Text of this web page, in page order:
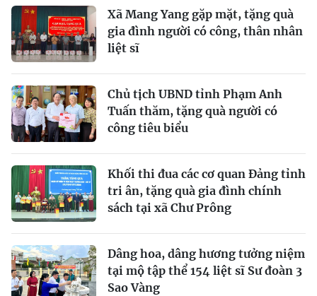
Xã Mang Yang gặp mặt, tặng quà
gia đình người có công, thân nhân
liệt sĩ
Chủ tịch UBND tỉnh Phạm Anh
Tuấn thăm, tặng quà người có
công tiêu biểu
Khối thi đua các cơ quan Đảng tỉnh
tri ân, tặng quà gia đình chính
sách tại xã Chư Prông
Dâng hoa, dâng hương tưởng niệm
tại mộ tập thể 154 liệt sĩ Sư đoàn 3
Sao Vàng